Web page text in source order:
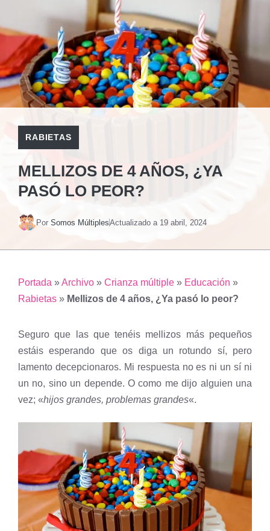
RABIETAS
MELLIZOS DE 4 AÑOS, ¿YA
PASÓ LO PEOR?
Por Somos MúltiplesActualizado a 19 abril, 2024
Portada »Archivo » Crianza múltiple » Educación »
Rabietas » Mellizos de 4 años, ¿Ya pasó lo peor?
Seguro que las que tenéis mellizos más pequeños
estáis esperando que os diga un rotundo sí, pero
lamento decepcionaros. Mi respuesta no es ni un sí ni
un no, sino un depende. O como me dijo alguien una
vez; «hijos grandes, problemas grandes«.